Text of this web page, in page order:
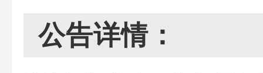
公告详情：